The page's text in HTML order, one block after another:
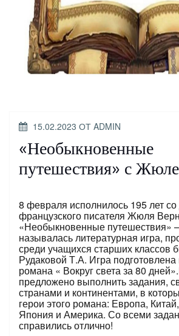
ОПУБЛИКОВАНО
15.02.2023 ОТ ADMIN
«Необыкновенные
путешествия» с
8 февраля исполнилось 195 лет
французского писателя Жюля
«Необыкновенные путешествия»
называлась литературная игра,
среди учащихся старших классов
Рудаковой Т.А. Игра
романа « Вокруг света за 80
предложено выполнить задания,
странами и континентами, в
герои этого романа: Европа,
Япония и Америка. Со всеми
справились отлично!